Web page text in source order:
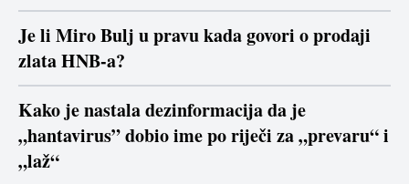
Je li Miro Bulj u pravu kada govori o prodaji
zlata HNB-a?
Kako je nastala dezinformacija da je
„hantavirus” dobio ime po riječi za „prevaru“ i
„laž“